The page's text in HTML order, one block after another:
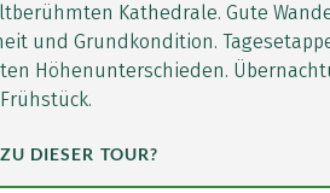
Kathedrale. Gute
und Grundkondition.
Höhenunterschieden.
DIESER TOUR?